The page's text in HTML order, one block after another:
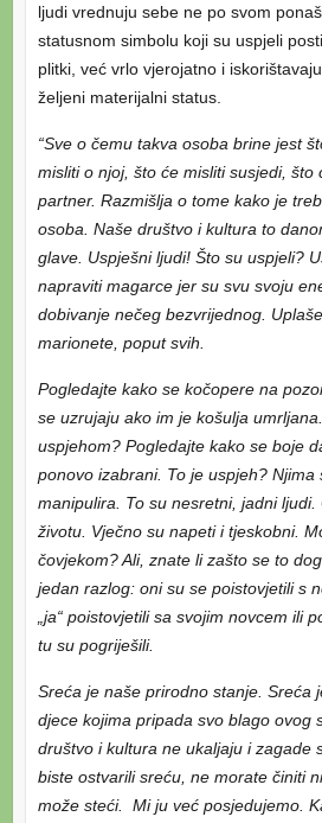
ljudi vrednuju sebe ne po svom
statusnom simbolu koji su uspjeli
plitki, već vrlo vjerojatno i
željeni materijalni status.
“Sve o čemu takva osoba brine jest
misliti o njoj, što će misliti susjedi, što
partner. Razmišlja o tome kako je
osoba. Naše društvo i kultura to
glave. Uspješni ljudi! Što su uspjeli?
napraviti magarce jer su svu svoju
dobivanje nečeg bezvrijednog.
marionete, poput svih.
Pogledajte kako se kočopere na
se uzrujaju ako im je košulja
uspjehom? Pogledajte kako se boje
ponovo izabrani. To je uspjeh? Njima
manipulira. To su nesretni, jadni ljudi.
životu. Vječno su napeti i tjeskobni.
čovjekom? Ali, znate li zašto se to
jedan razlog: oni su se poistovjetili s
„ja“ poistovjetili sa svojim novcem ili
tu su pogriješili.
Sreća je naše prirodno stanje. Sreća
djece kojima pripada svo blago ovog
društvo i kultura ne ukaljaju i zagade
biste ostvarili sreću, ne morate činiti
može steći. Mi ju već posjedujemo.